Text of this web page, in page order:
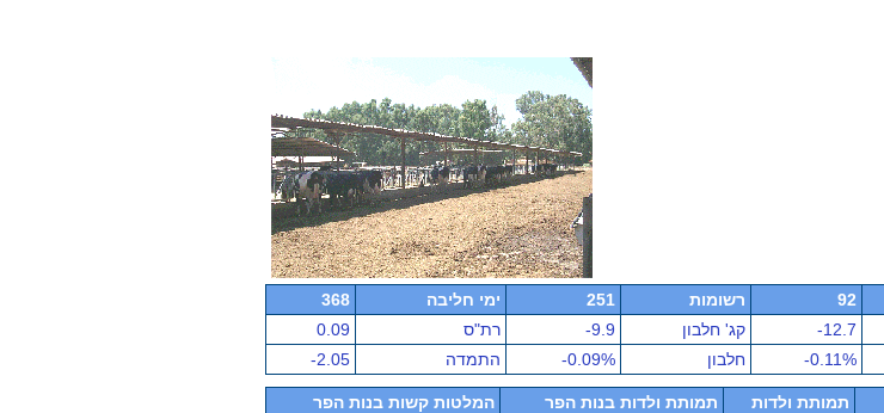
92 רשומות 251 ימי חליבה
368
-12.7 קג' חלבון -9.9 רת"ס
0.09
-0.11% חלבון -0.09% התמדה -2.05
תמותת ולדות תמותת ולדות בנות הפר
המלטות קשות בנות הפר